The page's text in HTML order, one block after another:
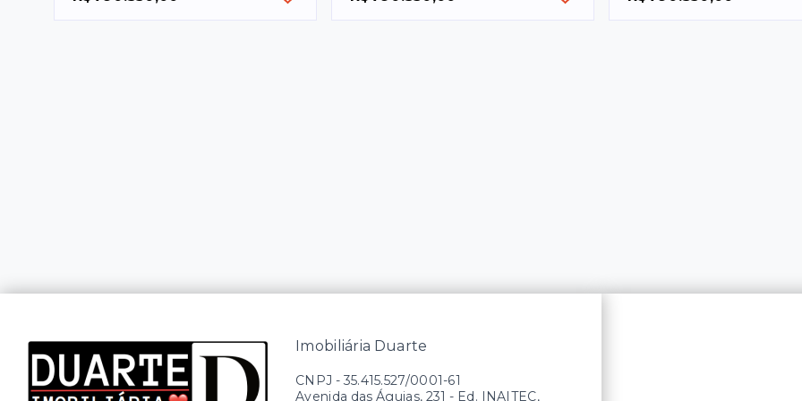
Imobiliária Duarte
CNPJ - 35.415.527/0001-61
Avenida das Águias, 231 - Ed. INAITEC,